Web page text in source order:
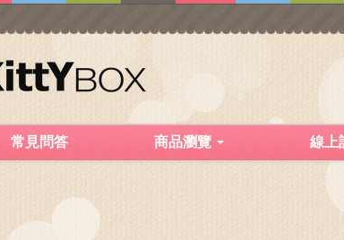
常見問答 商品瀏覽 線上